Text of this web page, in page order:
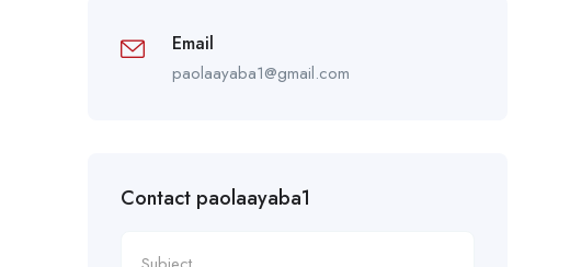
Email
paolaayaba1@gmail.com
Contact paolaayaba1